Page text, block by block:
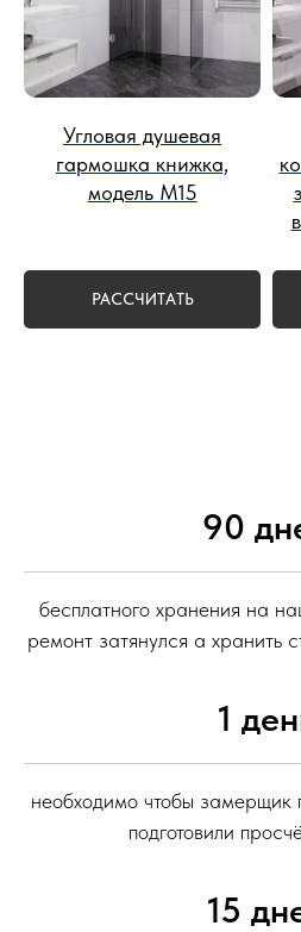
Угловая душевая
гармошка книжка,
модель М15
РАССЧИТАТЬ
90
бесплатного хранения на
ремонт затянулся а хранить
1
необходимо чтобы
подготовили
15